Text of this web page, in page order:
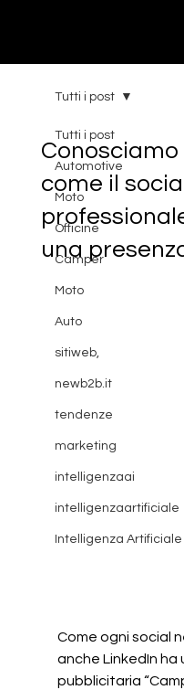
Tutti i post
Automotive
Moto
Officine
Camper
Moto
Auto
sitiweb,
newb2b.it
tendenze
marketing
intelligenzaai
intelligenzaartificiale
Intelligenza Artificiale
Tutti i post
come il
una
Come ogni social
anche LinkedIn
pubblicitaria